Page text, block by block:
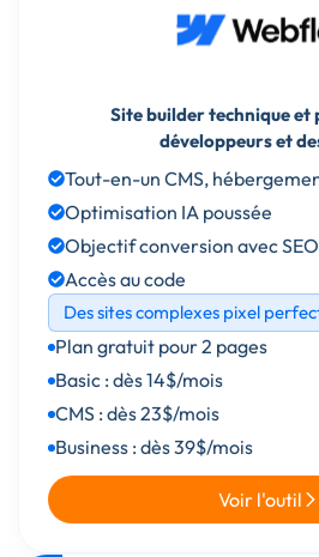
Site builder technique et
développeurs et
Tout-en-un CMS,
Optimisation IA poussée
Objectif conversion avec
Accès au code
Des sites complexes pixel
Plan gratuit pour 2 pages
Basic : dès 14$/mois
CMS : dès 23$/mois
Business : dès 39$/mois
Voir l'outil